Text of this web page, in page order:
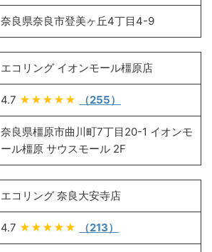
奈良県奈良市登美ヶ丘4丁目4-9
エコリング イオンモール橿原店
4.7 ★★★★★ （255）
奈良県橿原市曲川町7丁目20-1 イオンモ
ール橿原 サウスモール 2F
エコリング 奈良大安寺店
4.7 ★★★★★ （213）